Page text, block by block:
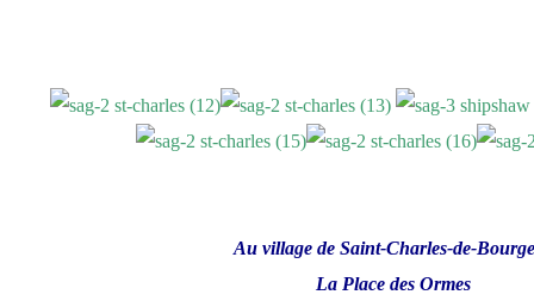
Au village de Saint-Charles-de-
La Place des Ormes